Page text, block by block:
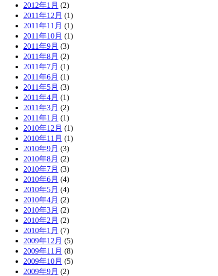
2012年1月 (2)
2011年12月 (1)
2011年11月 (1)
2011年10月 (1)
2011年9月 (3)
2011年8月 (2)
2011年7月 (1)
2011年6月 (1)
2011年5月 (3)
2011年4月 (1)
2011年3月 (2)
2011年1月 (1)
2010年12月 (1)
2010年11月 (1)
2010年9月 (3)
2010年8月 (2)
2010年7月 (3)
2010年6月 (4)
2010年5月 (4)
2010年4月 (2)
2010年3月 (2)
2010年2月 (2)
2010年1月 (7)
2009年12月 (5)
2009年11月 (8)
2009年10月 (5)
2009年9月 (2)